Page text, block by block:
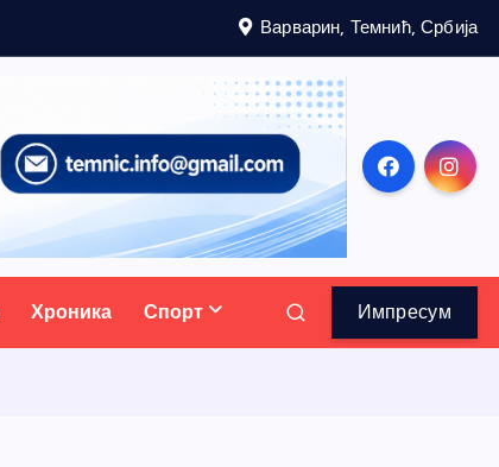
Варварин, Темнић, Србија
Хроника Спорт Импресум